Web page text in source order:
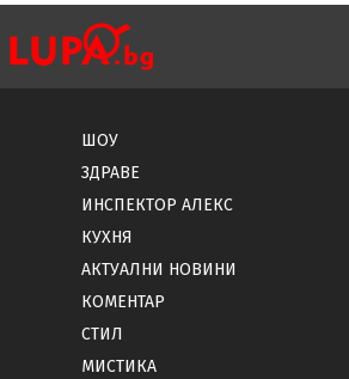
ШОУ
ЗДРАВЕ
ИНСПЕКТОР АЛЕКС
КУХНЯ
АКТУАЛНИ НОВИНИ
КОМЕНТАР
СТИЛ
МИСТИКА